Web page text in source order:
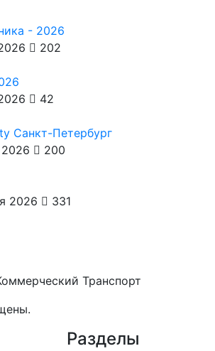
- 2026
202
42
Санкт-Петербург
200
2026
331
Транспорт
Разделы